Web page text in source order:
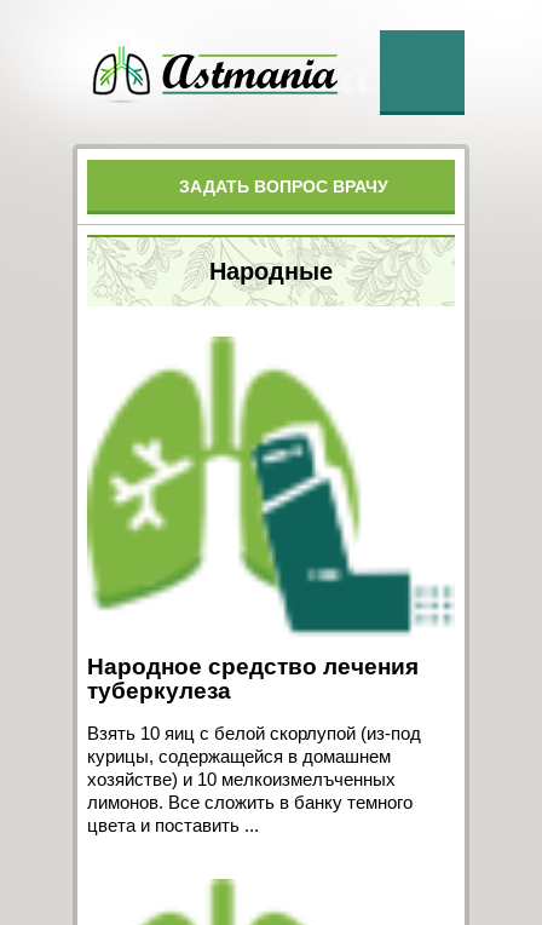
ЗАДАТЬ ВОПРОС ВРАЧУ
Народные
Народное средство лечения
туберкулеза
Взять 10 яиц с белой скорлупой (из-под
курицы, содержащейся в домашнем
хозяйстве) и 10 мелкоизмелъченных
лимонов. Все сложить в банку темного
цвета и поставить ...